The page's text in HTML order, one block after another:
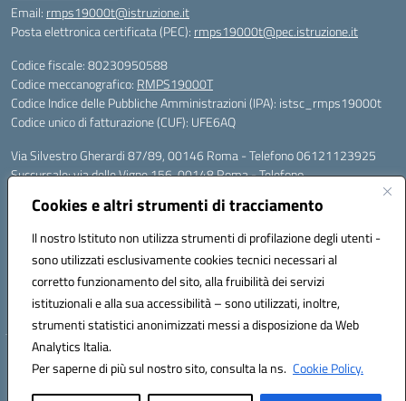
Cookies e altri strumenti di tracciamento
Il nostro Istituto non utilizza strumenti di profilazione degli utenti -
sono utilizzati esclusivamente cookies tecnici necessari al
corretto funzionamento del sito, alla fruibilità dei servizi
istituzionali e alla sua accessibilità – sono utilizzati, inoltre,
strumenti statistici anonimizzati messi a disposizione da Web
Analytics Italia.
Per saperne di più sul nostro sito, consulta la ns. Cookie Policy.
Email: rmps19000t@istruzione.it
Posta elettronica certificata (PEC): rmps19000t@pec.istruzione.it
Codice fiscale: 80230950588
Codice meccanografico: RMPS19000T
Codice Indice delle Pubbliche Amministrazioni (IPA): istsc_rmps19000t
Codice unico di fatturazione (CUF): UFE6AQ
Via Silvestro Gherardi 87/89, 00146 Roma - Telefono 06121123925
Succursale: via delle Vigne 156, 00148 Roma - Telefono
Mail: rmps19000t@istruzione.it - PEC: rmps19000t@pec.istruzione.it
Per contatti con il Dirigente Scolastico, utilizzare esclusivamente
Codice univoco ufficio: UFE6AQ
Codice meccanografico: RMPS19000T
Codice fiscale: 80230950588
Hosting & Powered by 3D Solution S.r.l.
Concept & Design by Designers Italia